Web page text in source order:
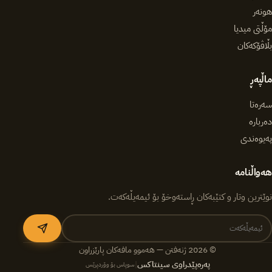
هونەر
مۆڵتی میدیا
بڵاڤۆکەکان
ماڵپەڕ
سەرەتا
دەربارە
پەیوەندی
هەواڵنامە
نوێترین وتار و کتێبەکان ڕاستەوخۆ بۆ ئیمەیڵەکەت.
© 2026 ژنەفتن — هەموو مافەکان پارێزراون
پەرەپێدراوی سینتاکس سوپاس بۆ وۆردپرێس